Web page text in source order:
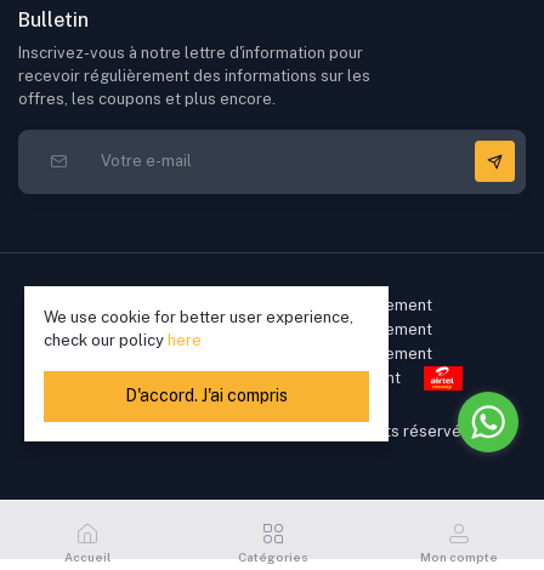
Bulletin
Inscrivez-vous à notre lettre d'information pour
recevoir régulièrement des informations sur les
offres, les coupons et plus encore.
Copyright © 2022 - 2026 Elikkia. Tous droits réservés
Accueil Catégories Mon compte
We use cookie for better user experience,
check our policy here
D'accord. J'ai compris